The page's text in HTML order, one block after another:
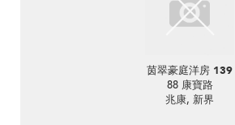
茵翠豪庭洋房 139
88 康寶路
兆康, 新界